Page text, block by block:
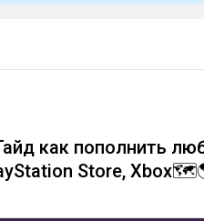
как пополнить
Store,